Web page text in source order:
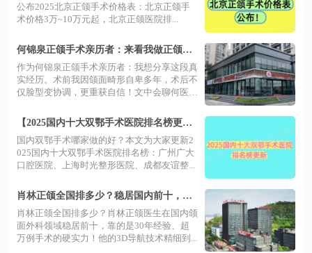
公布2025北京正颌手术价格表：北京正颌手
术价格3万~10万元起，北京正颌医院排...
何锦泉正颌手术亲历者：来看我做正颌手
术效果怎样+预约挂号分享！
作为何锦泉正颌手术亲历者：我想分享这段真
实经历。术前我因颌面畸形自卑多年，术后不
仅脸型变协调，更重获自信！文中会聊何医
【2025国内十大双鄂手术医院排名榜更
新】医生、价格、地址在线查询！
国内双鄂手术哪家做的好？本文为大家更新2
025国内十大双鄂手术医院排名榜：广州广大
口腔医院、上海时光整形医院、成都友谊整...
肖林正颌全国排多少？稳居国内前十，真
实案例显示3D导航技术效果自然
肖林正颌全国排多少？肖林正颌医生在国内颌
面外科领域稳居前十，靠的是30年经验、超
万例手术的硬实力！他的3D导航技术精细到...